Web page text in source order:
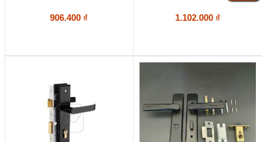
906.400 ₫ 1.102.000 ₫